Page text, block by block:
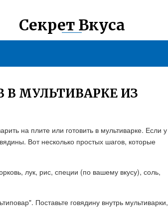
Секрет Вкуса
В МУЛЬТИВАРКЕ ИЗ
на плите или готовить в мультиварке. Если у
Вот несколько простых шагов, которые
лук, рис, специи (по вашему вкусу), соль,
Поставьте говядину внутрь мультиварки,